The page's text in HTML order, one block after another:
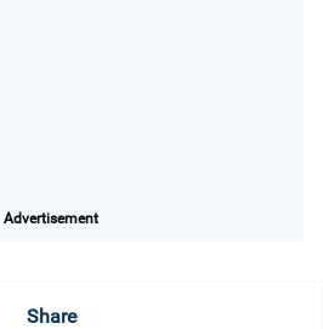
Advertisement
Share